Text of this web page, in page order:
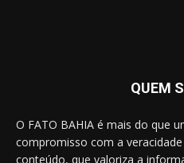
QUEM
O FATO BAHIA é mais do que
compromisso com a
conteúdo, que valoriza a